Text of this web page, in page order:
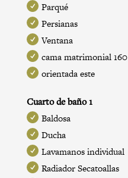
Parqué
Persianas
Ventana
cama matrimonial 160
orientada este
Cuarto de baño 1
Baldosa
Ducha
Lavamanos individual
Radiador Secatoallas